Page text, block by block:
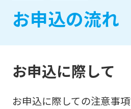
お申込の流れ
お申込に際して
お申込に際しての注意事